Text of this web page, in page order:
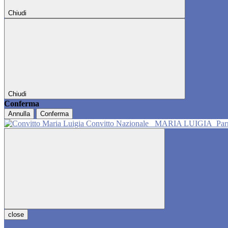
Chiudi
Chiudi
Conferma
Annulla Conferma
Convitto Nazionale MARIA LUIGIA
close